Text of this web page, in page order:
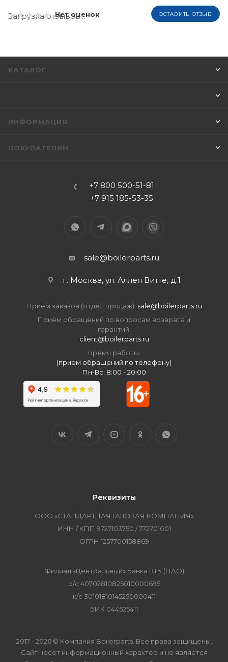
Нет оценок ОСТАВИТЬ ОТЗЫВ
Загрузка отзывов...
КАТАЛОГ
ИНФОРМАЦИЯ
ПОКУПАТЕЛЯМ
+7 800 500-51-81
+7 915 185-53-35
sale@boilerparts.ru
г. Москва, ул. Аллея Витте, д.1
Приём заказов (отдел продаж): sale@boilerparts.ru
Приём обращений по вопросам возврата и
гарантий:
client@boilerparts.ru
Время работы:
(прием обращений по телефону)
Пн-Вс: 8:00 - 20:00
Реквизиты
ООО «СТАНДАРТНАЯ ГАЗОВАЯ КОМПАНИЯ»
ИНН / КПП 9727103750 / 772701001
ОГРН 1257700158869
Филиал «Центральный» Банка ВТБ (ПАО)
р/с 40702810825010000695
к/с 30101810145250000411
БИК 044525411
2017 - 2026 © Компания Boilerparts. Все права защищены.
Сайт несет информационный характер и не является